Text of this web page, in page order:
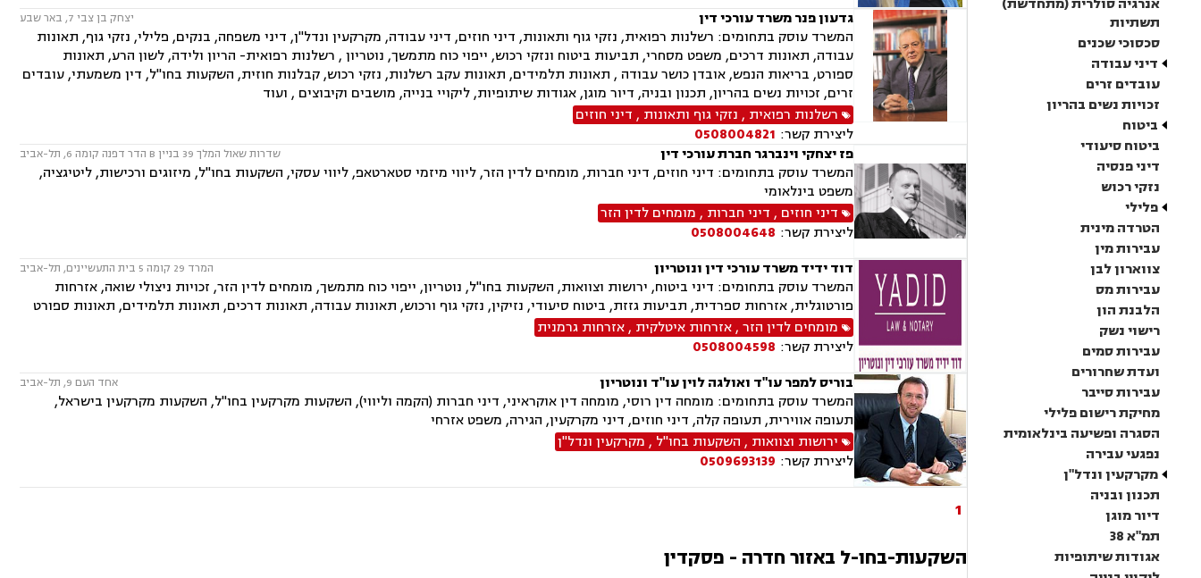
תשתיות
סכסוכי שכנים
דיני עבודה
עובדים זרים
זכויות נשים בהריון
ביטוח
ביטוח סיעודי
דיני פנסיה
נזקי רכוש
פלילי
הטרדה מינית
עבירות מין
צווארון לבן
עבירות מס
הלבנת הון
רישוי נשק
עבירות סמים
ועדת שחרורים
עבירות סייבר
מחיקת רישום פלילי
הסגרה ופשיעה בינלאומית
נפגעי עבירה
מקרקעין ונדל"ן
תכנון ובניה
דיור מוגן
תמ"א 38
אגודות שיתופיות
גדעון פנר משרד עורכי דין יצחק בן צבי 7, באר שבע
המשרד עוסק בתחומים: רשלנות רפואית, נזקי גוף ותאונות, דיני חוזים, דיני עבודה, מקרקעין ונדל"ן, דיני משפחה, בנקים, פלילי, נזקי גוף, תאונות
עבודה, תאונות דרכים, משפט מסחרי, תביעות ביטוח ונזקי רכוש, ייפוי כוח מתמשך, נוטריון , רשלנות רפואית- הריון ולידה, לשון הרע, תאונות
ספורט, בריאות הנפש, אובדן כושר עבודה , תאונות תלמידים, תאונות עקב רשלנות, נזקי רכוש, קבלנות חוזית, השקעות בחו"ל, דין משמעתי, עובדים
זרים, זכויות נשים בהריון, תכנון ובניה, דיור מוגן, אגודות שיתופיות, ליקויי בנייה, מושבים וקיבוצים , ועוד
רשלנות רפואית , נזקי גוף ותאונות , דיני חוזים
ליצירת קשר: 0508004821
פז יצחקי וינברגר חברת עורכי דין
שדרות שאול המלך 39 בניין B הדר דפנה קומה 6, תל-אביב
המשרד עוסק בתחומים: דיני חוזים, דיני חברות, מומחים לדין הזר, ליווי מיזמי סטארטאפ, ליווי עסקי, השקעות בחו"ל, מיזוגים ורכישות, ליטיגציה,
משפט בינלאומי
דיני חוזים , דיני חברות , מומחים לדין הזר
ליצירת קשר: 0508004648
דוד ידיד משרד עורכי דין ונוטריון
המרד 29 קומה 5 בית התעשיינים, תל-אביב
המשרד עוסק בתחומים: דיני ביטוח, ירושות וצוואות, השקעות בחו"ל, נוטריון, ייפוי כוח מתמשך, מומחים לדין הזר, זכויות ניצולי שואה, אזרחות
פורטוגלית, אזרחות ספרדית, תביעות גזזת, ביטוח סיעודי, נזיקין, נזקי גוף ורכוש, תאונות עבודה, תאונות דרכים, תאונות תלמידים, תאונות ספורט
מומחים לדין הזר,אזרחות איטלקית ,אזרחות גרמנית
ליצירת קשר: 0508004598
בוריס למפר עו"ד ואולגה לוין עו"ד ונוטריון
אחד העם 9, תל-אביב
המשרד עוסק בתחומים: מומחה דין רוסי, מומחה דין אוקראיני, דיני חברות (הקמה וליווי), השקעות מקרקעין בחו"ל, השקעות מקרקעין בישראל,
תעופה אווירית, תעופה קלה, דיני חוזים, דיני מקרקעין, הגירה, משפט אזרחי
ירושות וצוואות , השקעות בחו"ל , מקרקעין ונדל"ן
ליצירת קשר: 0509693139
1
השקעות-בחו-ל באזור חדרה - פסקדין